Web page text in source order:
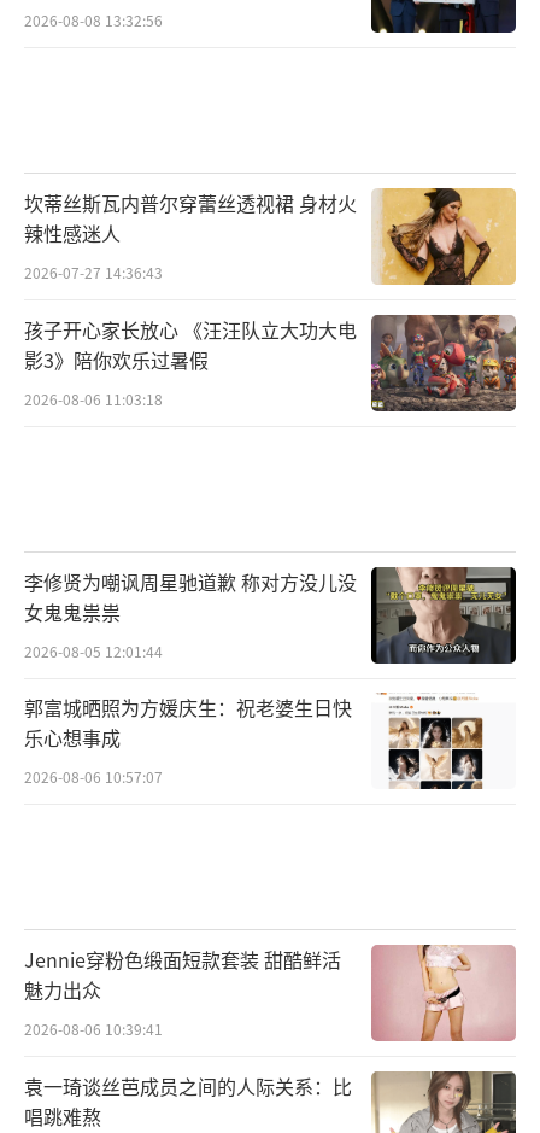
2026-08-08 13:32:56
坎蒂丝斯瓦内普尔穿蕾丝透视裙 身材火
辣性感迷人
2026-07-27 14:36:43
孩子开心家长放心 《汪汪队立大功大电
影3》陪你欢乐过暑假
2026-08-06 11:03:18
李修贤为嘲讽周星驰道歉 称对方没儿没
女鬼鬼祟祟
2026-08-05 12:01:44
郭富城晒照为方媛庆生：祝老婆生日快
乐心想事成
2026-08-06 10:57:07
Jennie穿粉色缎面短款套装 甜酷鲜活
魅力出众
2026-08-06 10:39:41
袁一琦谈丝芭成员之间的人际关系：比
唱跳难熬